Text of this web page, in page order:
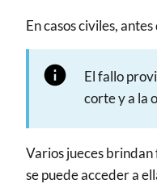
En casos civiles,
El fallo
corte y a la
Varios jueces brindan
se puede acceder a